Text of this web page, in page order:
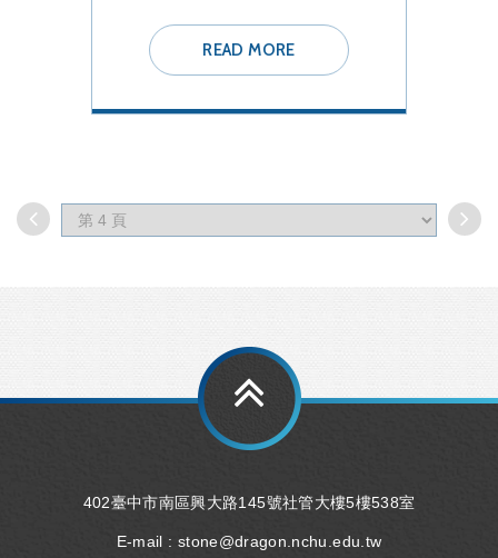
READ MORE
402臺中市南區興大路145號社管大樓5樓538室
E-mail : stone@dragon.nchu.edu.tw